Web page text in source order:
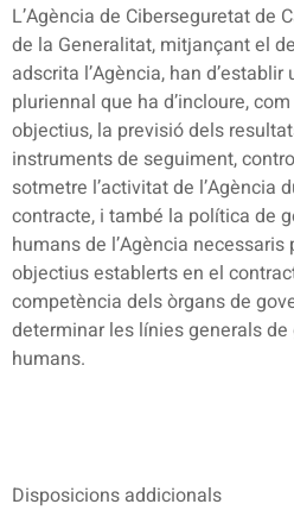
L’Agència de Ciberseguretat de
de la Generalitat, mitjançant el
adscrita l’Agència, han
pluriennal que ha d’incloure,
objectius, la previsió dels
instruments de seguiment,
sotmetre l’activitat de l’Agència
contracte, i també la política de
humans de l’Agència necessaris
objectius establerts en el
competència dels òrgans de
determinar les línies generals
humans.
Disposicions addicionals